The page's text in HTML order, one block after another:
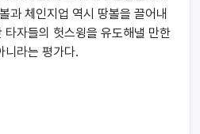
과 체인지업 역시 땅볼을 끌어내
타자들의 헛스윙을 유도해낼 만한
니라는 평가다.